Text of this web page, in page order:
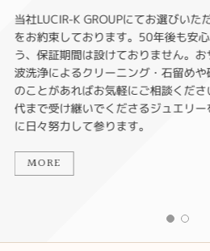
当社LUCIR-K GROUPにてお選びいた
をお約束しております。50年後も安
う、保証期間は設けておりません。
波洗浄によるクリーニング・石留め
のことがあればお気軽にご相談くだ
代まで受け継いでくださるジュエリ
に日々努力して参ります。
MORE